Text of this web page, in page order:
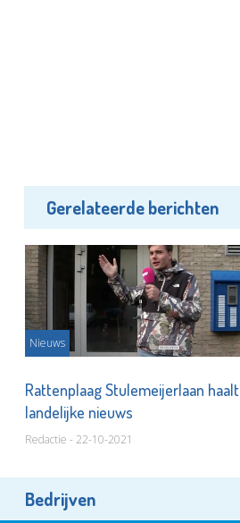
Gerelateerde berichten
Nieuws
Rattenplaag Stulemeijerlaan haalt
landelijke nieuws
Redactie - 22-10-2021
Bedrijven